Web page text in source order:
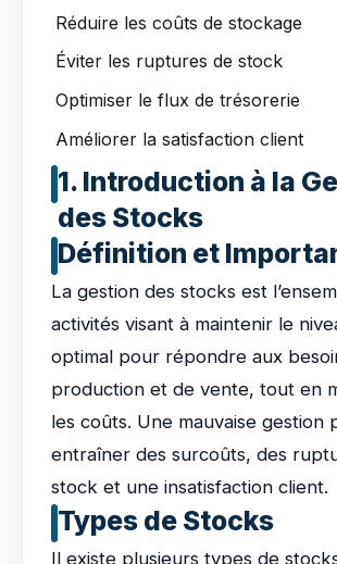
Réduire les coûts de stockage
Éviter les ruptures de stock
Optimiser le flux de trésorerie
Améliorer la satisfaction client
1. Introduction à la
des Stocks
Définition et
La gestion des stocks est
activités visant à maintenir le
optimal pour répondre aux
production et de vente, tout en
les coûts. Une mauvaise gestion
entraîner des surcoûts, des
stock et une insatisfaction client.
Types de Stocks
Il existe plusieurs types de